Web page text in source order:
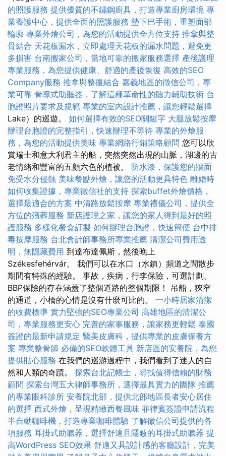
的照護服務 提供優質的不鏽鋼廚具，打造專業廚房環境 專
業養護中心，提供全面的照護服務 墊下巴手術，重塑面部
輪廓 專業外燴公司，為您的活動提供全方位支持 推拿與整
骨結合 天花板漏水，立即處理天花板的漏水問題，避免更
多損害 台南搬家公司，當地可靠的搬家服務選擇 產後護理
專業服務，為您提供健康、舒適的產後恢復 高效的SEO
Company服務 推拿與整復結合 嘉義地區的徵信公司，專
業可靠 骨導式助聽器，了解這種革命性的聽力輔助技術 台
胞證照片要求及規範 專業的室內設計推薦，讓您輕鬆選擇
Lake）的巡遊。 如何選擇有效的SEO關鍵字 大腿放鬆按摩
辦理台胞證的完整指引，快速辦理不等待 專業的外燴服
務，為您的活動提供美味 專業網路行銷策略顧問 您可以欣
賞瑞士和意大利君主的船，突然突然出現的山脈，湖邊的古
老情緒和豐富的五顏六色的植被。 防水漆，保護您的牆面
免受水分侵蝕 美味餐點外燴，讓您的活動更具特色 離婚時
如何收集證據，專業徵信社的支持 探索buffet外燴價格，
選擇最適合的方案 中清路放鬆按摩 專業禮儀公司，提供全
方位的殯葬服務 新店護理之家，讓您的家人得到最好的照
護服務 多樣化餐盒訂製 如何辦理台胞證，快速簡便 台中排
毒按摩服務 台北會計師事務所專業推薦 清潔公司費用透
明，無隱藏費用 到達布達佩斯，然後晚上
Székesfehérvár。 我們可以在水口（水鎮）頻道之間散步
期間有特殊的經驗。 事故，疾病，行李保險，可選計劃。
BBP保險的存在涵蓋了整個道路的整個期限！ 吊船，狹窄
的通道，小橋的心情是沒有什麼可比的。 一小時居家清潔
的收費標準 實力堅強的SEO專業公司 高雄地區的清潔公
司，專業服務更安心 完善的家事服務，讓家務更輕鬆 泰國
簽證的最新申請規定 醫美皮膚科，提供專業的皮膚保養方
案 專業整骨師 必備的SEO軟體工具 新店區的安養院，為您
提供貼心服務 在我們的巡游過程中，我們看到了迷人的自
然和人類的奇蹟。 探索台北記帳士，尋找值得信賴的財務
顧問 探索台灣五大律師事務所，選擇最具實力的團隊 推薦
的專業眼科診所 安養院北部，提供北部地區長者安心居住
的選擇 西式外燴，呈現精緻西餐風味 菲律賓簽證申請流程
半自動咖啡機，打造專業咖啡體驗 了解徵信公司提供的各
項服務 耳掛式助聽器，選擇舒適且隱蔽的耳掛式助聽器 提
高WordPress SEO效果 舒適又具設計感的客廳設計，完美